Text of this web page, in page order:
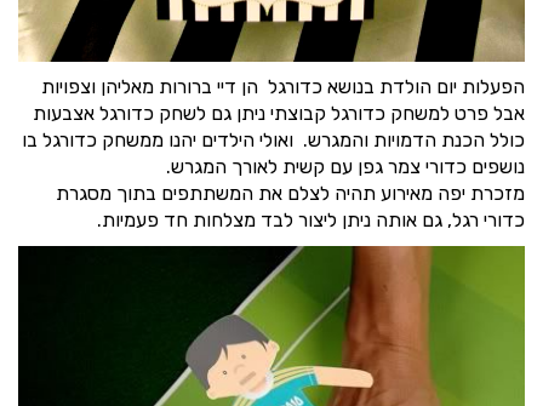
הפעלות יום הולדת בנושא כדורגל הן דיי ברורות מאליהן וצפויות
אבל פרט למשחק כדורגל קבוצתי ניתן גם לשחק כדורגל אצבעות
כולל הכנת הדמויות והמגרש. ואולי הילדים יהנו ממשחק כדורגל בו
נושפים כדורי צמר גפן עם קשית לאורך המגרש.
מזכרת יפה מאירוע תהיה לצלם את המשתתפים בתוך מסגרת
כדורי רגל, גם אותה ניתן ליצור לבד מצלחות חד פעמיות.